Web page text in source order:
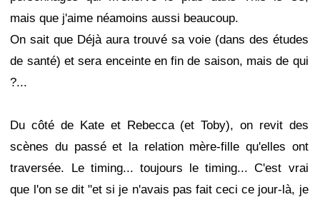
mais que j'aime néamoins aussi beaucoup.
On sait que Déjà aura trouvé sa voie (dans des études
de santé) et sera enceinte en fin de saison, mais de qui
?...
Du côté de Kate et Rebecca (et Toby), on revit des
scènes du passé et la relation mère-fille qu'elles ont
traversée. Le timing... toujours le timing... C'est vrai
que l'on se dit "et si je n'avais pas fait ceci ce jour-là, je